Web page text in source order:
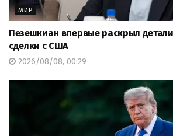
МИР
Пезешкиан впервые раскрыл
сделки с США
2026/08/08, 00:29